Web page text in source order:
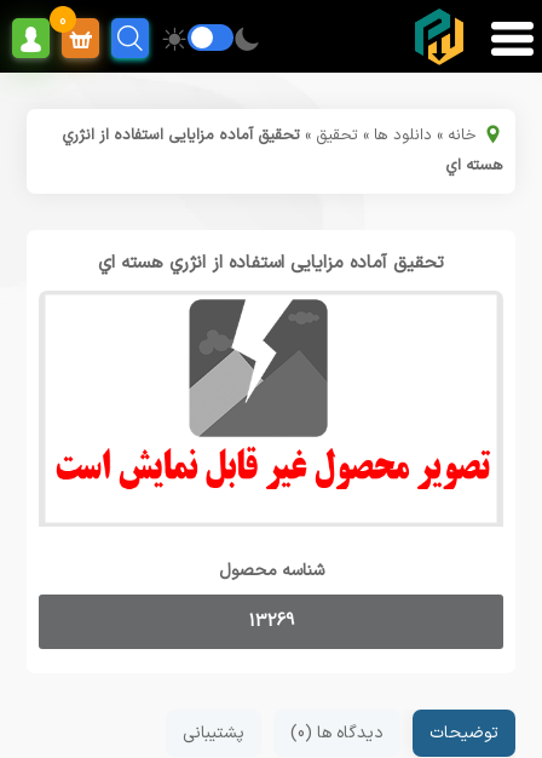
0
خانه » دانلود ها » تحقیق »تحقیق آماده مزایایی استفاده از انژري
هسته اي
تحقیق آماده مزایایی استفاده از انژري هسته اي
شناسه محصول
13269
توضیحات دیدگاه ها (0) پشتیبانی